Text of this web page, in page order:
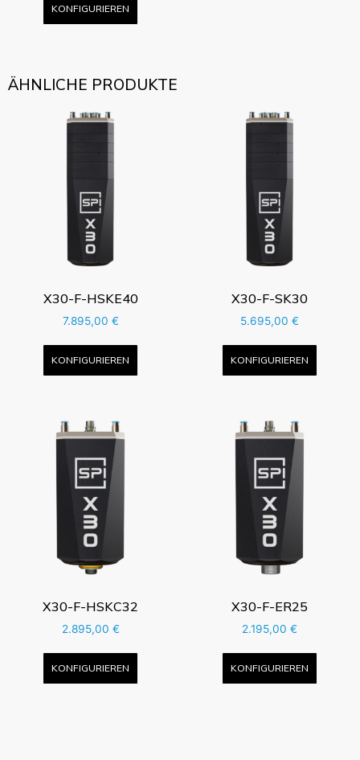
KONFIGURIEREN
ÄHNLICHE PRODUKTE
X30-F-HSKE40
7.895,00 €
KONFIGURIEREN
X30-F-SK30
5.695,00 €
KONFIGURIEREN
X30-F-HSKC32
2.895,00 €
KONFIGURIEREN
X30-F-ER25
2.195,00 €
KONFIGURIEREN